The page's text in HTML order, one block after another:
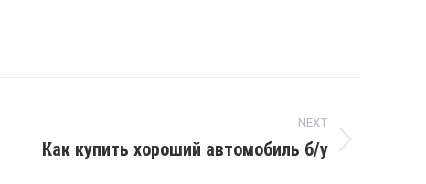
NEXT
Как купить хороший автомобиль б/у